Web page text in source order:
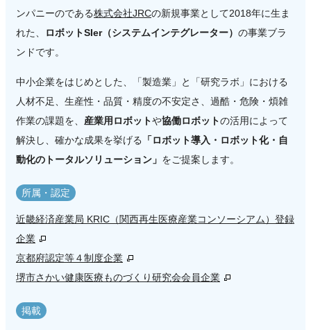
ンパニーのである株式会社JRCの新規事業として2018年に生ま
れた、
ロボットSIer（システムインテグレーター） の事業ブラ
ンドです。
中小企業をはじめとした、「製造業」と「研究ラボ」における
人材不足、生産性・品質・精度の不安定さ、過酷・危険・煩雑
作業の課題を、 産業用ロボットや協働ロボットの活用によって
解決し、確かな成果を挙げる
「ロボット導入・ロボット化・自
動化のトータルソリューション」 をご提案します。
所属・認定
近畿経済産業局 KRIC（関西再生医療産業コンソーシアム）登録
企業
京都府認定等４制度企業
堺市さかい健康医療ものづくり研究会会員企業
掲載